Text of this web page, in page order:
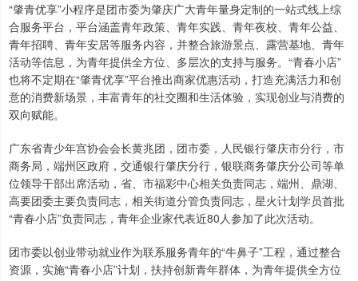
“肇青优享”小程序是团市委为肇庆广大青年量身定制的一站式线上综
合服务平台，平台涵盖青年政策、青年实践、青年夜校、青年公益、
青年招聘、青年安居等服务内容，并整合旅游景点、露营基地、青年
活动等信息，为青年提供全方位、多层次的支持与服务。“青春小店”
也将不定期在“肇青优享”平台推出商家优惠活动，打造充满活力和创
意的消费新场景，丰富青年的社交圈和生活体验，实现创业与消费的
双向赋能。
广东省青少年宫协会会长黄兆团，团市委，人民银行肇庆市分行，市
商务局，端州区政府，交通银行肇庆分行，银联商务肇庆分公司等单
位领导干部出席活动，省、市福彩中心相关负责同志，端州、鼎湖、
高要团委主要负责同志，相关街道分管负责同志，星火计划学员首批
“青春小店”负责同志，青年企业家代表近80人参加了此次活动。
团市委以创业带动就业作为联系服务青年的“牛鼻子”工程，通过整合
资源，实施“青春小店”计划，扶持创新青年群体，为青年提供全方位